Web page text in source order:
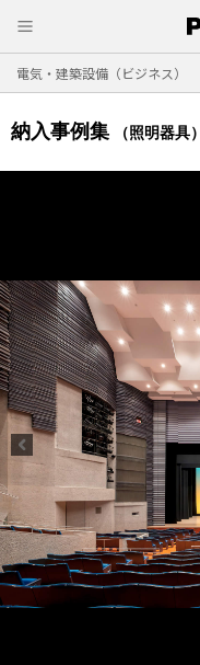
電気・建築設備（ビジネス）
納入事例集 （照明器具）